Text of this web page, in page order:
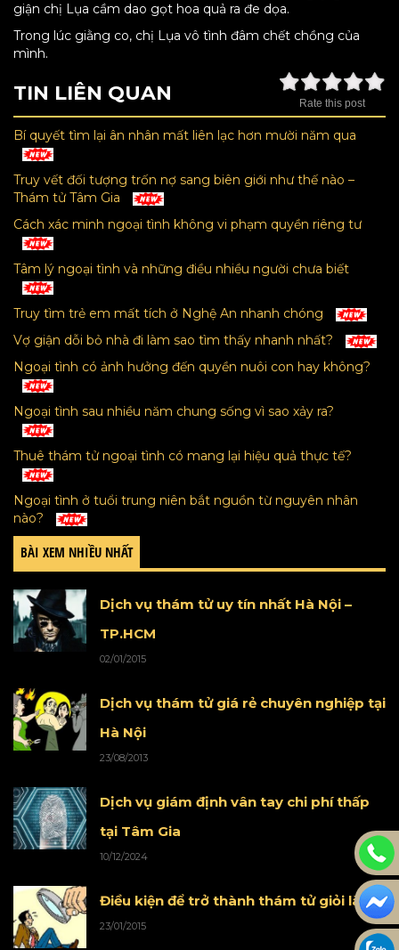
giận chị Lụa cầm dao gọt hoa quả ra đe dọa.
Trong lúc giằng co, chị Lụa vô tình đâm chết chồng của
mình.
Rate this post
TIN LIÊN QUAN
Bí quyết tìm lại ân nhân mất liên lạc hơn mười năm qua
Truy vết đối tượng trốn nợ sang biên giới như thế nào –
Thám tử Tâm Gia
Cách xác minh ngoại tình không vi phạm quyền riêng tư
Tâm lý ngoại tình và những điều nhiều người chưa biết
Truy tìm trẻ em mất tích ở Nghệ An nhanh chóng
Vợ giận dỗi bỏ nhà đi làm sao tìm thấy nhanh nhất?
Ngoại tình có ảnh hưởng đến quyền nuôi con hay không?
Ngoại tình sau nhiều năm chung sống vì sao xảy ra?
Thuê thám tử ngoại tình có mang lại hiệu quả thực tế?
Ngoại tình ở tuổi trung niên bắt nguồn từ nguyên nhân
nào?
BÀI XEM NHIỀU NHẤT
Dịch vụ thám tử uy tín nhất Hà Nội –
TP.HCM
02/01/2015
Dịch vụ thám tử giá rẻ chuyên nghiệp tại
Hà Nội
23/08/2013
Dịch vụ giám định vân tay chi phí thấp
tại Tâm Gia
10/12/2024
Điều kiện để trở thành thám tử giỏi là gì
23/01/2015